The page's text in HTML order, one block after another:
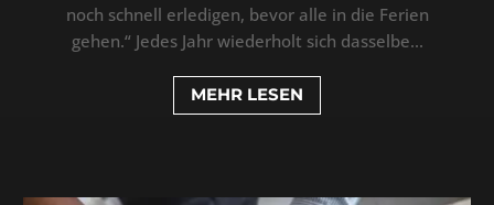
noch schnell erledigen, bevor alle in die Ferien
gehen.“ Jedes Jahr wiederholt sich dasselbe...
MEHR LESEN